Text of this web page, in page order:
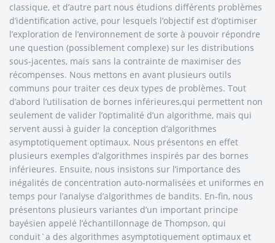
classique, et d’autre part nous étudions différents problèmes
d’identification active, pour lesquels l’objectif est d’optimiser
l’exploration de l’environnement de sorte à pouvoir répondre
une question (possiblement complexe) sur les distributions
sous-jacentes, mais sans la contrainte de maximiser des
récompenses. Nous mettons en avant plusieurs outils
communs pour traiter ces deux types de problèmes. Tout
d’abord l’utilisation de bornes inférieures,qui permettent non
seulement de valider l’optimalité d’un algorithme, mais qui
servent aussi à guider la conception d’algorithmes
asymptotiquement optimaux. Nous présentons en effet
plusieurs exemples d’algorithmes inspirés par des bornes
inférieures. Ensuite, nous insistons sur l’importance des
inégalités de concentration auto-normalisées et uniformes en
temps pour l’analyse d’algorithmes de bandits. En-fin, nous
présentons plusieurs variantes d’un important principe
bayésien appelé l’échantillonnage de Thompson, qui
conduit`a des algorithmes asymptotiquement optimaux et